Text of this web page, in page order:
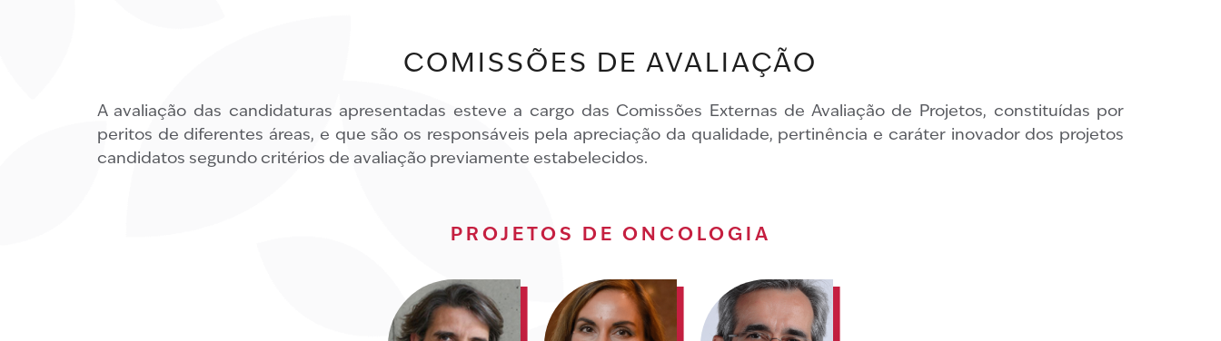
COMISSÕES DE AVALIAÇÃO
A avaliação das candidaturas apresentadas esteve a cargo das Comissões Externas de Avaliação de Projetos, constituídas por
peritos de diferentes áreas, e que são os responsáveis pela apreciação da qualidade, pertinência e caráter inovador dos projetos
candidatos segundo critérios de avaliação previamente estabelecidos.
PROJETOS DE ONCOLOGIA